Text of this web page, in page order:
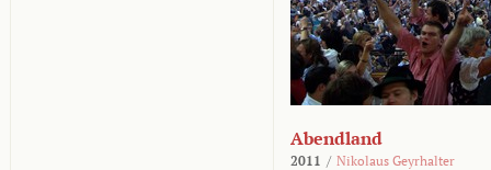
Abendland
2011 / Nikolaus Geyrhalter